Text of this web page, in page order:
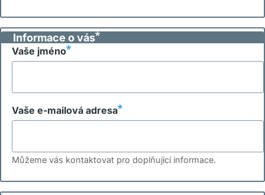
Informace o vás
Vaše jméno
Vaše e-mailová adresa
Můžeme vás kontaktovat pro doplňující informace.